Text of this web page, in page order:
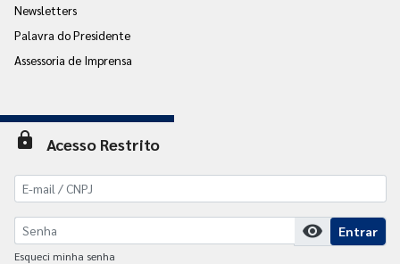
Newsletters
Palavra do Presidente
Assessoria de Imprensa
lock Acesso Restrito
visibility Entrar
Esqueci minha senha